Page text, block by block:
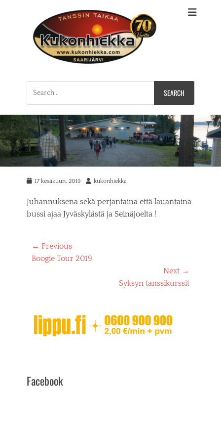
Kukonhiekan
Huvikeskus, Saarijärvi
Tervetuloa Suomen ykköstanssittajan kotisivuille!
Tanssilava, huvikeskus, Keski-Suomi, Saarijärvi
P
s
t
e
17 kesäkuun, 2019
A
t
h
o
kukonhiekka
Juhannuksena sekä perjantaina että lauantaina
bussi ajaa Jyväskylästä ja Seinäjoelta !
Artikkelien
selaus
← Previous
Previous
Boogie Tour 2019
Next →
Syksyn tanssikurssit
Facebook